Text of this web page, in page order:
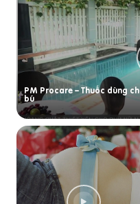
PM Procare – Thuốc dùng
bú